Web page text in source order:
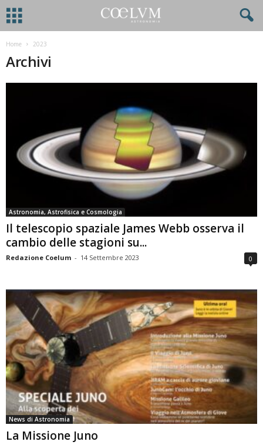
Home 2023
Archivi
Astronomia, Astrofisica e Cosmologia
Il telescopio spaziale James Webb osserva il
cambio delle stagioni su...
Redazione Coelum - 14 Settembre 2023 0
News di Astronomia
La Missione Juno